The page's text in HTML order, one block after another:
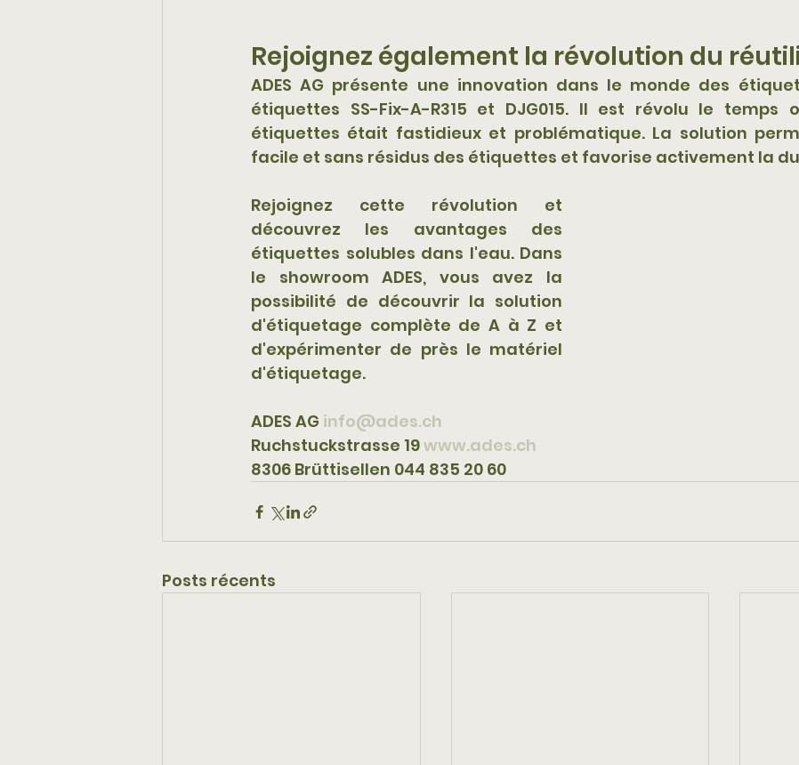
Rejoignez également la révolution du
ADES AG présente une innovation dans le monde des
étiquettes SS-Fix-A-R315 et DJG015. Il est révolu le temps
étiquettes était fastidieux et problématique. La solution
facile et sans résidus des étiquettes et favorise activement la
Rejoignez cette révolution et
découvrez les avantages des
étiquettes solubles dans l'eau. Dans
le showroom ADES, vous avez la
possibilité de découvrir la solution
d'étiquetage complète de A à Z et
d'expérimenter de près le matériel
d'étiquetage.
ADES AG info@ades.ch
Ruchstuckstrasse 19 www.ades.ch
8306 Brüttisellen 044 835 20 60
Posts récents